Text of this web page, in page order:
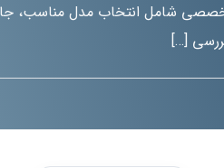
شامل انتخاب مدل مناسب،
[…]